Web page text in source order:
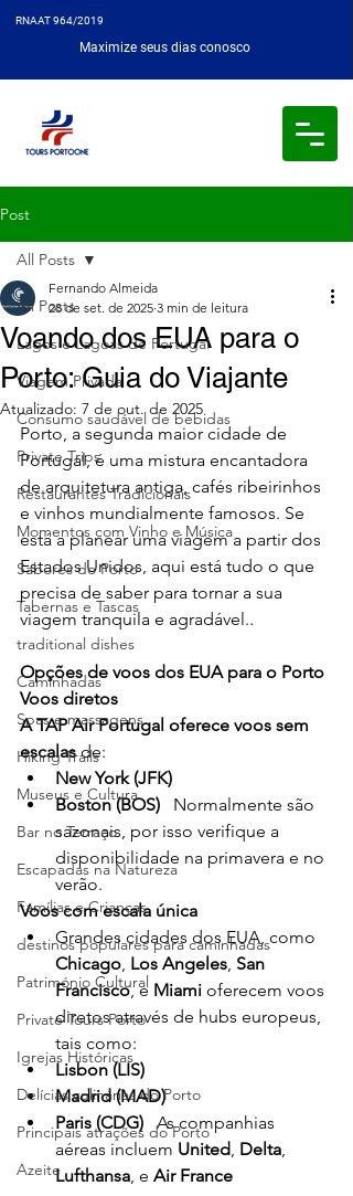
RNAAT 964/2019
Maximize seus dias conosco
Post
All Posts
Lagos e Lagoas de Portugal
Viagem Privada
Consumo saudável de bebidas
Private Trips
Restaurantes Tradicionais
Momentos com Vinho e Música
Sabores do Porto
Tabernas e Tascas
traditional dishes
Caminhadas
Spas e massagens
Hiking Trails
Museus e Cultura
Bar no Terraço
Escapadas na Natureza
Famílias e Crianças
destinos populares para caminhadas
Património Cultural
Private Tours Porto
Igrejas Históricas
Delícias culinárias do Porto
Principais atrações do Porto
Azeite
All Posts
Voando dos EUA para o
Porto: Guia do Viajante
Fernando Almeida
28 de set. de 2025 3 min de leitura
Atualizado: 7 de out. de 2025
Porto, a segunda maior cidade de
Portugal, é uma mistura encantadora
de arquitetura antiga, cafés ribeirinhos
e vinhos mundialmente famosos. Se
está a planear uma viagem a partir dos
Estados Unidos, aqui está tudo o que
precisa de saber para tornar a sua
viagem tranquila e agradável..
Opções de voos dos EUA para o Porto
Voos diretos
A TAP Air Portugal oferece voos sem
escalas de:
New York (JFK)
Boston (BOS) Normalmente são
sazonais, por isso verifique a
disponibilidade na primavera e no
verão.
Voos com escala única
Grandes cidades dos EUA, como
Chicago, Los Angeles, San
Francisco, e Miami oferecem voos
diretos através de hubs europeus,
tais como:
Lisbon (LIS)
Madrid (MAD)
Paris (CDG) As companhias
aéreas incluem United, Delta,
Lufthansa, e Air France